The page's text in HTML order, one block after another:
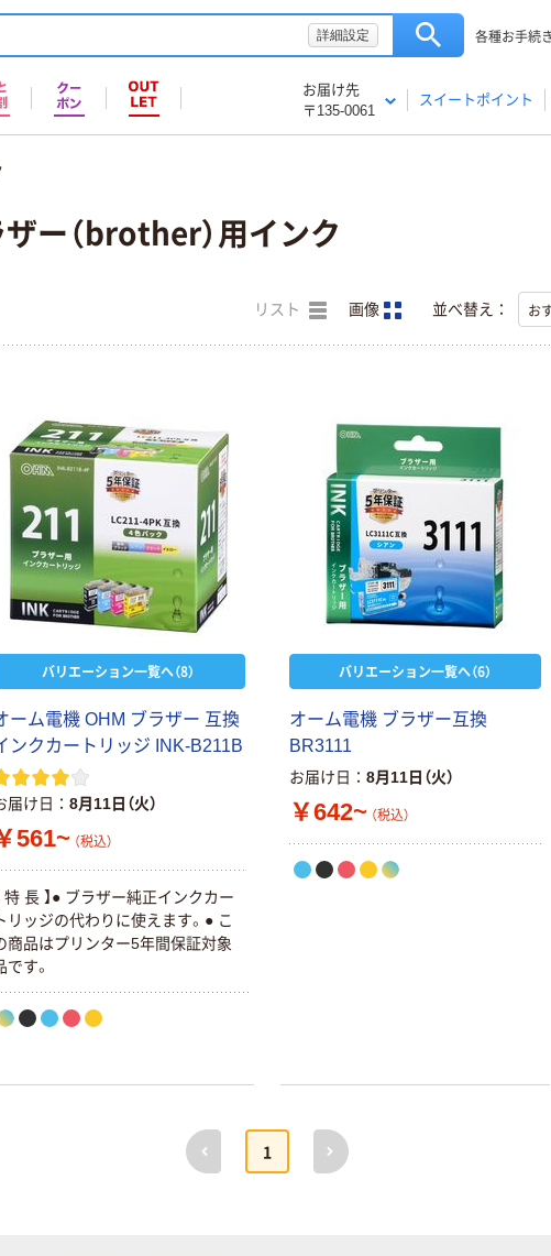
詳細設定 各種お手続
お届け先
〒135-0061
スイートポイント
ー（brother）用インク
リスト 画像 並べ替え：
バリエーション一覧へ（8）
ーム電機 OHM ブラザー 互換
ンクカートリッジ INK-B211B
届け日 8月11日（火）
561~ （税込）
特 長 】● ブラザー純正インクカー
リッジの代わりに使えます。● こ
商品はプリンター5年間保証対象
です。
バリエーション一覧へ（6）
オーム電機 ブラザー互換
BR3111
お届け日 8月11日（火）
￥642~ （税込）
前へ
1
次へ